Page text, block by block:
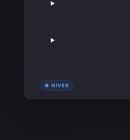
❄️ HIVER